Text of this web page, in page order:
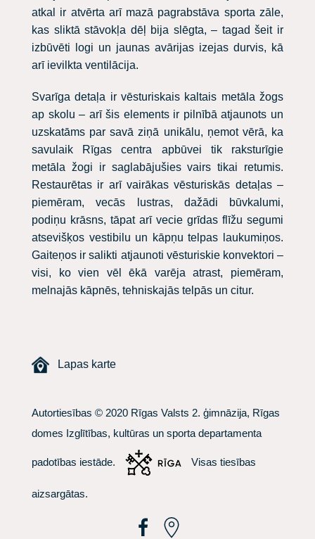
atkal ir atvērta arī mazā pagrabstāva sporta zāle,
kas sliktā stāvokļa dēļ bija slēgta, – tagad šeit ir
izbūvēti logi un jaunas avārijas izejas durvis, kā
arī ievilkta ventilācija.
Svarīga detaļa ir vēsturiskais kaltais metāla žogs
ap skolu – arī šis elements ir pilnībā atjaunots un
uzskatāms par savā ziņā unikālu, ņemot vērā, ka
savulaik Rīgas centra apbūvei tik raksturīgie
metāla žogi ir saglabājušies vairs tikai retumis.
Restaurētas ir arī vairākas vēsturiskās detaļas –
piemēram, vecās lustras, dažādi būvkalumi,
podiņu krāsns, tāpat arī vecie grīdas flīžu segumi
atsevišķos vestibilu un kāpņu telpas laukumiņos.
Gaiteņos ir salikti atjaunoti vēsturiskie konvektori –
visi, ko vien vēl ēkā varēja atrast, piemēram,
melnajās kāpnēs, tehniskajās telpās un citur.
Lapas karte
Autortiesības © 2020 Rīgas Valsts 2. ģimnāzija, Rīgas
domes Izglītības, kultūras un sporta departamenta
padotības iestāde. Visas tiesības
aizsargātas.